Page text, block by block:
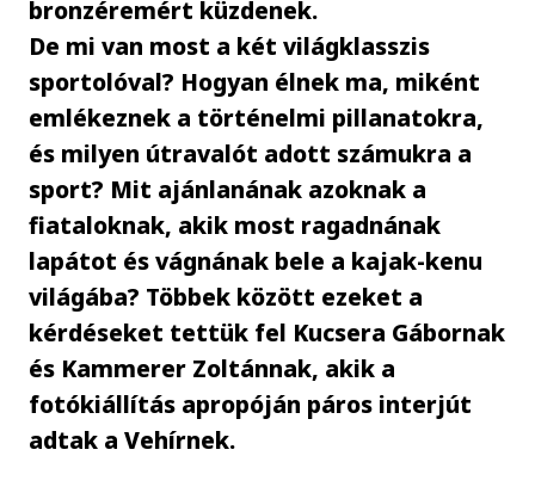
bronzéremért küzdenek.
De mi van most a két világklasszis
sportolóval? Hogyan élnek ma, miként
emlékeznek a történelmi pillanatokra,
és milyen útravalót adott számukra a
sport? Mit ajánlanának azoknak a
fiataloknak, akik most ragadnának
lapátot és vágnának bele a kajak-kenu
világába? Többek között ezeket a
kérdéseket tettük fel Kucsera Gábornak
és Kammerer Zoltánnak, akik a
fotókiállítás apropóján páros interjút
adtak a Vehírnek.